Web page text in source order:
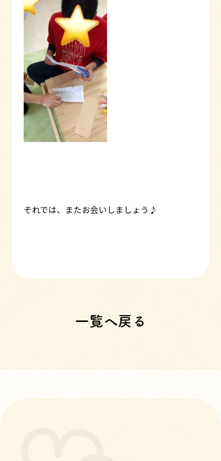
それでは、またお会いしましょう♪
一覧へ戻る